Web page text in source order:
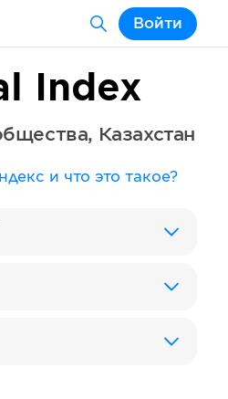
Войти
Index
, Казахстан
и что это такое?